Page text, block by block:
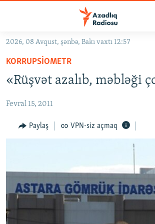
Əsas
qayıt
Əsas
naviqasiyaya
qayıt
GÜNDƏM
KORRUPSIOMETR
#ƏSLINDƏ
FƏRQƏ BAX
VIDEO
RADIO ARXIV
HAQQIMIZDA
2026, 08 Avqust, şənbə, Bakı vaxtı 12:57
KORRUPSIOMETR
«Rüşvət azalıb, məbləği
Fevral 15, 2011
Paylaş VPN-siz açmaq